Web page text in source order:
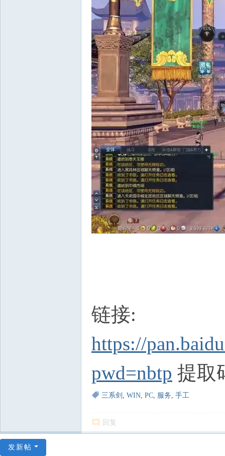
链接:
https://
pwd=nbtp 提取
三系剑 , WIN, PC, 服务, 手工
回复
发新帖